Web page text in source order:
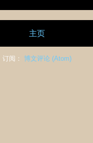
主页
订阅： 博文评论 (Atom)